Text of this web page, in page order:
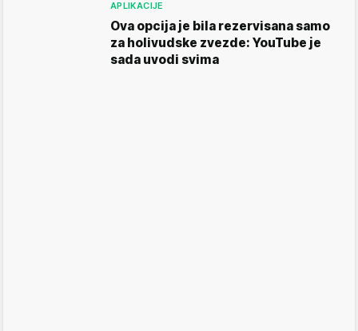
APLIKACIJE
Ova opcija je bila rezervisana samo
za holivudske zvezde: YouTube je
sada uvodi svima